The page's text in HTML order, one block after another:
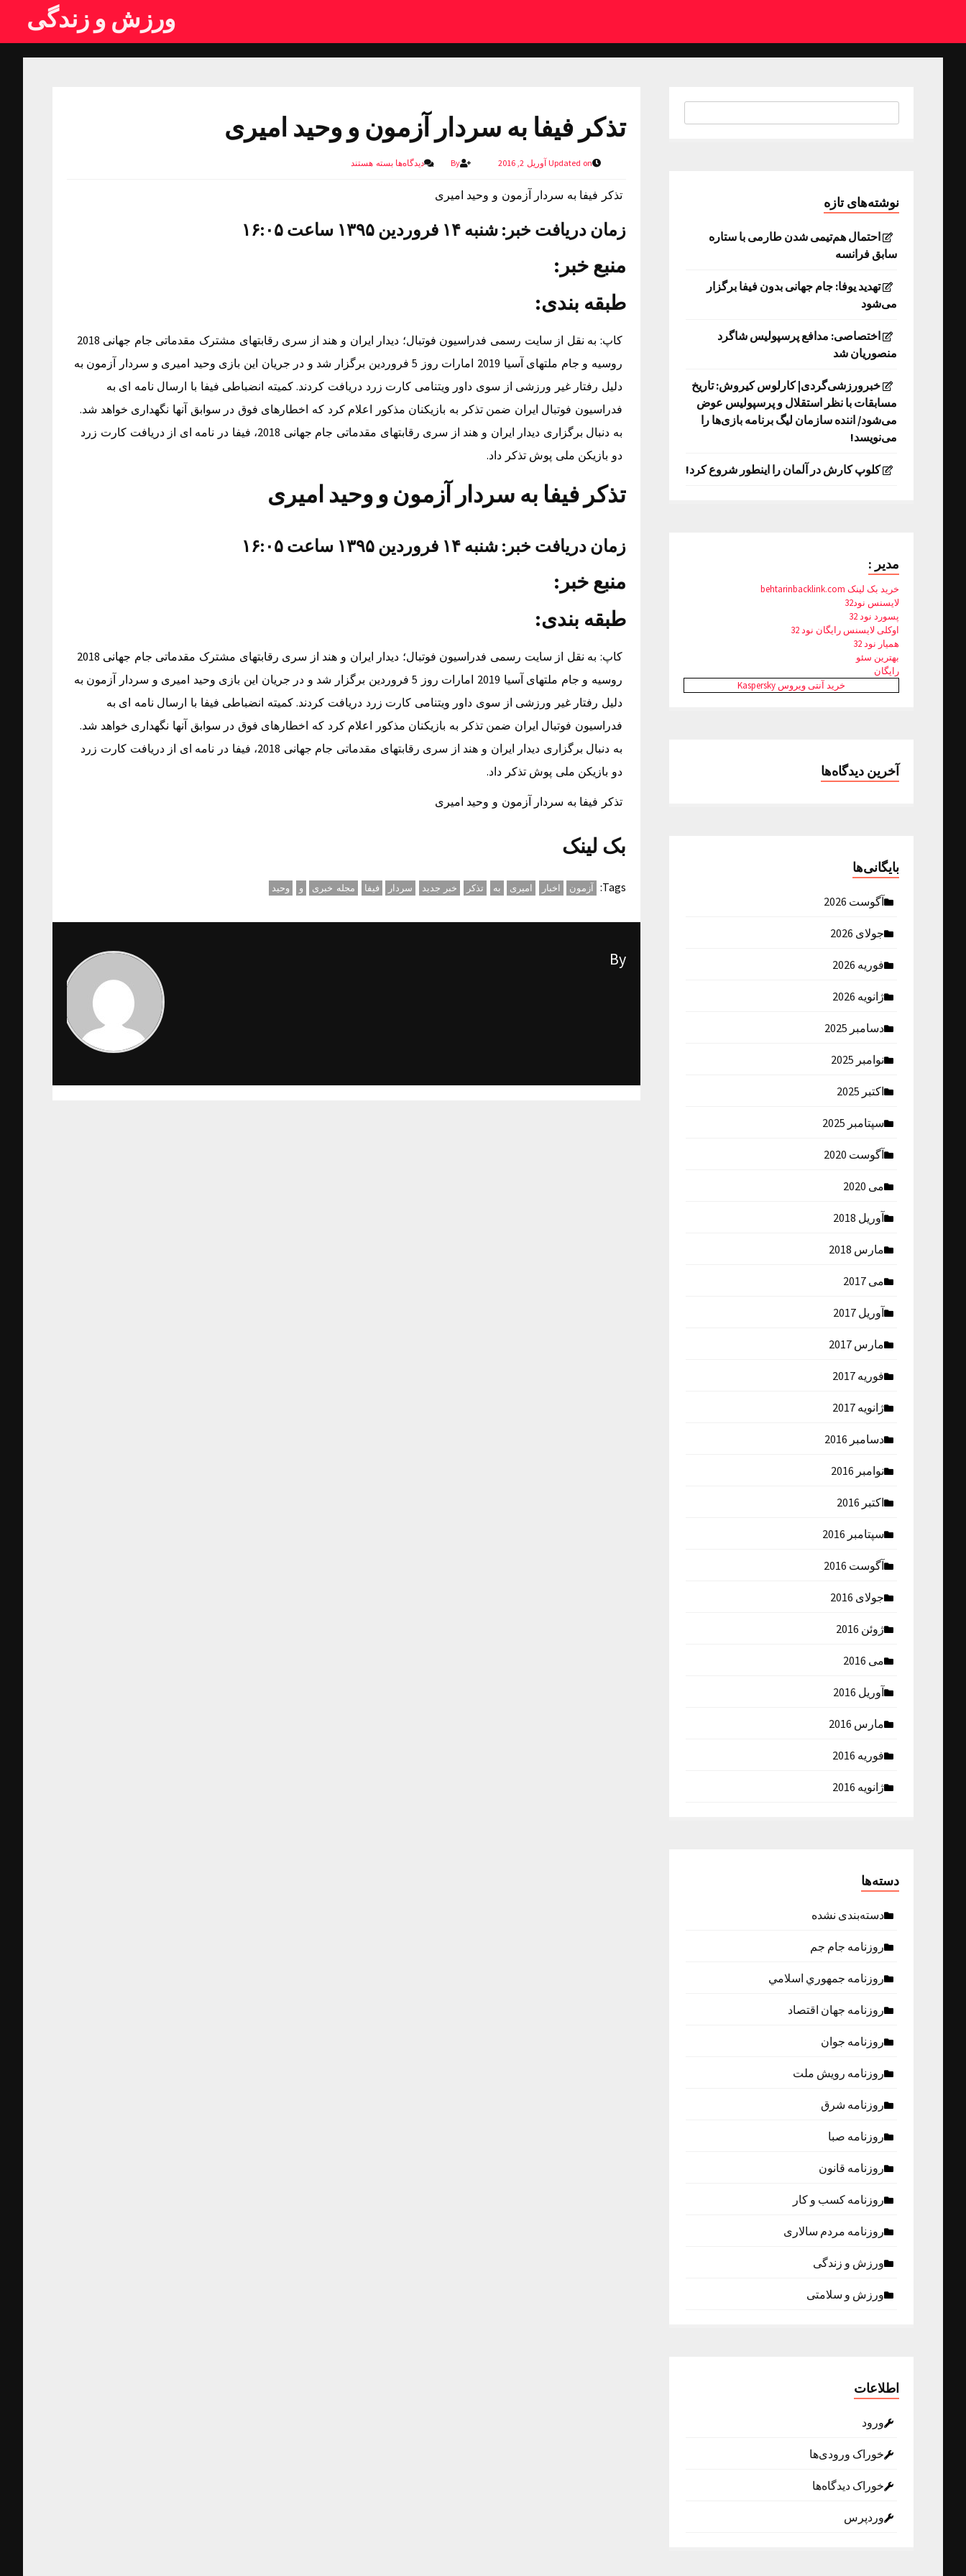
ورزش و زندگی
تذکر فیفا به سردار آزمون و وحید امیری
Updated on آوریل 2, 2016 By دیدگاه‌هابسته هستند
تذکر فیفا به سردار آزمون و وحید امیری
زمان دریافت خبر: شنبه ۱۴ فروردین ۱۳۹۵ ساعت ۱۶:۰۵
منبع خبر:
طبقه بندی:
کاپ: به نقل از سایت رسمی فدراسیون فوتبال؛ دیدار ایران و هند از سری رقابتهای مشترک مقدماتی جام جهانی 2018
روسیه و جام ملتهای آسیا 2019 امارات روز 5 فروردین برگزار شد و در جریان این بازی وحید امیری و سردار آزمون به
دلیل رفتار غیر ورزشی از سوی داور ویتنامی کارت زرد دریافت کردند. کمیته انضباطی فیفا با ارسال نامه ای به
فدراسیون فوتبال ایران ضمن تذکر به بازیکنان مذکور اعلام کرد که اخطارهای فوق در سوابق آنها نگهداری خواهد شد.
به دنبال برگزاری دیدار ایران و هند از سری رقابتهای مقدماتی جام جهانی 2018، فیفا در نامه ای از دریافت کارت زرد
دو بازیکن ملی پوش تذکر داد.
تذکر فیفا به سردار آزمون و وحید امیری
زمان دریافت خبر: شنبه ۱۴ فروردین ۱۳۹۵ ساعت ۱۶:۰۵
منبع خبر:
طبقه بندی:
کاپ: به نقل از سایت رسمی فدراسیون فوتبال؛ دیدار ایران و هند از سری رقابتهای مشترک مقدماتی جام جهانی 2018
روسیه و جام ملتهای آسیا 2019 امارات روز 5 فروردین برگزار شد و در جریان این بازی وحید امیری و سردار آزمون به
دلیل رفتار غیر ورزشی از سوی داور ویتنامی کارت زرد دریافت کردند. کمیته انضباطی فیفا با ارسال نامه ای به
فدراسیون فوتبال ایران ضمن تذکر به بازیکنان مذکور اعلام کرد که اخطارهای فوق در سوابق آنها نگهداری خواهد شد.
به دنبال برگزاری دیدار ایران و هند از سری رقابتهای مقدماتی جام جهانی 2018، فیفا در نامه ای از دریافت کارت زرد
دو بازیکن ملی پوش تذکر داد.
تذکر فیفا به سردار آزمون و وحید امیری
بک لینک
Tags: آزمون اخبار امیری به تذکر خبر جدید سردار فیفا مجله خبری و وحید
By
نوشته‌های تازه
احتمال هم‌تیمی شدن طارمی با ستاره
سابق فرانسه
تهدید یوفا: جام جهانی بدون فیفا برگزار
می‌شود
اختصاصی: مدافع پرسپولیس شاگرد
منصوریان شد
خبرورزشی‌گردی| کارلوس کیروش: تاریخ
مسابقات با نظر استقلال و پرسپولیس عوض
می‌شود/ اننده سازمان لیگ برنامه بازی‌ها را
می‌نویسد!
کلوپ کارش در آلمان را اینطور شروع کرد!
مدیر :
خرید بک لینک behtarinbacklink.com
لایسنس نود32
پسورد نود 32
اوکلی لایسنس رایگان نود 32
همیار نود 32
بهترین سئو
رایگان
خرید آنتی ویروس Kaspersky
آخرین دیدگاه‌ها
بایگانی‌ها
آگوست 2026
جولای 2026
فوریه 2026
ژانویه 2026
دسامبر 2025
نوامبر 2025
اکتبر 2025
سپتامبر 2025
آگوست 2020
می 2020
آوریل 2018
مارس 2018
می 2017
آوریل 2017
مارس 2017
فوریه 2017
ژانویه 2017
دسامبر 2016
نوامبر 2016
اکتبر 2016
سپتامبر 2016
آگوست 2016
جولای 2016
ژوئن 2016
می 2016
آوریل 2016
مارس 2016
فوریه 2016
ژانویه 2016
دسته‌ها
دسته‌بندی نشده
روزنامه جام جم
روزنامه جمهوري اسلامي
روزنامه جهان اقتصاد
روزنامه جوان
روزنامه رویش ملت
روزنامه شرق
روزنامه صبا
روزنامه قانون
روزنامه كسب و كار
روزنامه مردم سالاری
ورزش و زندگی
ورزش و سلامتی
اطلاعات
ورود
خوراک ورودی‌ها
خوراک دیدگاه‌ها
وردپرس